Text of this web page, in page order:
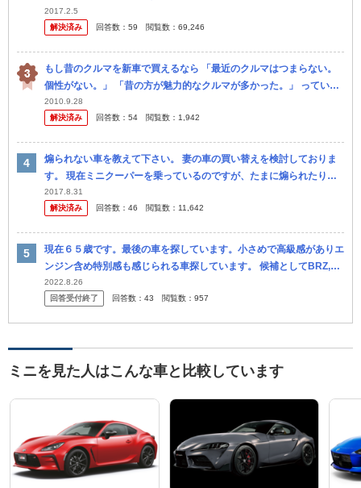
くよく話を聞いてみると、カーシェアリングというレンタカ ーみた
いな...
2017.2.5
解決済み
回答数： 59 閲覧数： 69,246
もし昔のクルマを新車で買えるなら 「最近のクルマはつまらない。
個性がない。」 「昔の方が魅力的なクルマが多かった。」 っていう
人も多いかと思います。 では、もし昔のクルマを新車で買えるなら
何を...
2010.9.28
解決済み
回答数： 54 閲覧数： 1,942
煽られない車を教えて下さい。 妻の車の買い替えを検討しておりま
す。 現在ミニクーパーを乗っているのですが、たまに煽られたりす
るようで、 次はあまり煽られない車にして欲しいとのことで す。 妻
の...
2017.8.31
解決済み
回答数： 46 閲覧数： 11,642
現在６５歳です。最後の車を探しています。小さめで高級感がありエ
ンジン含め特別感も感じられる車探しています。 候補としてBRZ,プ
ジョー２０８GT、ミニクラブマンを考えています。 何かほかに良い
も...
2022.8.26
回答受付終了
回答数： 43 閲覧数： 957
ミニを見た人はこんな車と比較しています